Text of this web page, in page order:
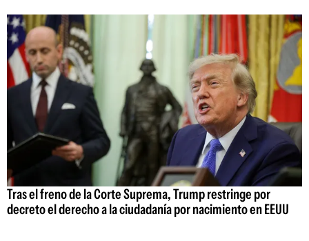
Tras el freno de la Corte Suprema, Trump restringe por
decreto el derecho a la ciudadanía por nacimiento en EEUU